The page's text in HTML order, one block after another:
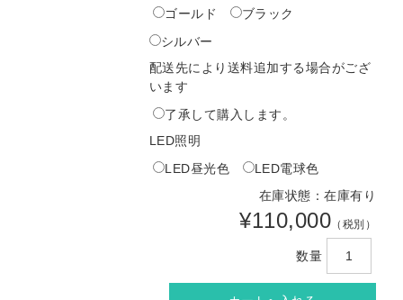
ゴールド
ブラック
シルバー
配送先により送料追加する場合がござ
います
了承して購入します。
LED照明
LED昼光色
LED電球色
在庫状態：在庫有り
¥110,000 （税別）
数量